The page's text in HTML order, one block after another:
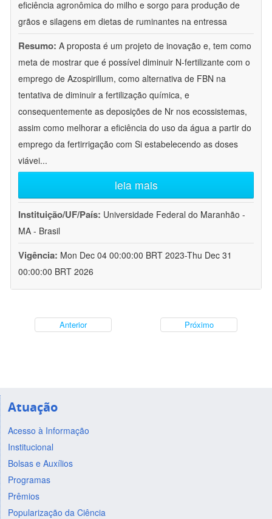
eficiência agronômica do milho e sorgo para produção de
grãos e silagens em dietas de ruminantes na entressa
Resumo: A proposta é um projeto de inovação e, tem como
meta de mostrar que é possível diminuir N-fertilizante com o
emprego de Azospirillum, como alternativa de FBN na
tentativa de diminuir a fertilização química, e
consequentemente as deposições de Nr nos ecossistemas,
assim como melhorar a eficiência do uso da água a partir do
emprego da fertirrigação com Si estabelecendo as doses
viávei...
leia mais
Instituição/UF/País: Universidade Federal do Maranhão -
MA - Brasil
Vigência: Mon Dec 04 00:00:00 BRT 2023-Thu Dec 31
00:00:00 BRT 2026
Anterior Próximo
Atuação
Acesso à Informação
Institucional
Bolsas e Auxílios
Programas
Prêmios
Popularização da Ciência